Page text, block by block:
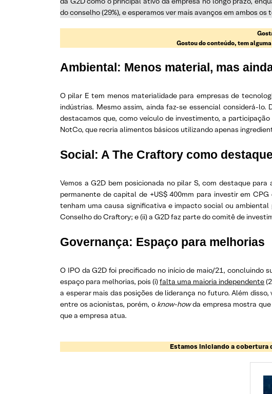
do conselho (29%), e esperamos ver mais avanços em ambos os
Gostou do conteúdo, tem
Ambiental: Menos material, mas
O pilar E tem menos materialidade para empresas de
indústrias. Mesmo assim, ainda faz-se essencial considerá-
destacamos que, como veículo de investimento, a participação
NotCo, que recria alimentos básicos utilizando apenas
Social: A The Craftory como
Vemos a G2D bem posicionada no pilar S, com destaque para
permanente de capital de +US$ 400mm para investir em
tenham uma causa significativa e impacto social ou
Conselho do Craftory; e (ii) a G2D faz parte do comitê de
Governança: Espaço para melhorias
O IPO da G2D foi precificado no início de maio/21, concluindo
espaço para melhorias, pois (i)falta uma maioria independente
a esperar mais das posições de liderança no futuro. Além
entre os acionistas, porém, o know-howda empresa mostra
que a empresa atua.
Estamos iniciando a cobertura